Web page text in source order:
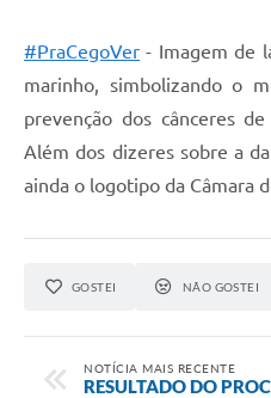
#PraCegoVer - Imagem de
marinho, simbolizando o
prevenção dos cânceres
Além dos dizeres sobre a
ainda o logotipo da Câmara
GOSTEI NÃO GOSTEI
NOTÍCIA MAIS RECENTE
RESULTADO DO